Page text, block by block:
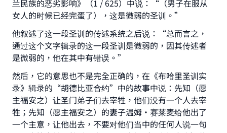
兰民族的恶劣影响》（1 / 625）中说：“（男子在服从
女人的时候已经完蛋了），这是微弱的圣训。”
他叙述了这一段圣训的传述系统之后说：“总而言之，
通过这个文字辑录的这一段圣训是微弱的，因其传述者
是微弱的，他在其中有错误。”
然后，它的意思也不是完全正确的，在《布哈里圣训实
录》辑录的“胡德比亚合约”中的故事中说：先知（愿
主福安之）让圣门弟子们去宰牲，他们没有一个人去宰
牲；先知（愿主福安之）的妻子温姆•赛莱麦给他出了
一个主意，让他出去，不要对他们当中的任何人说一句